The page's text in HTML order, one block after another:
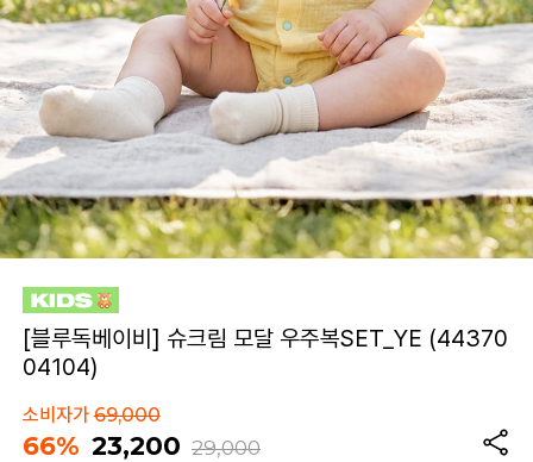
[블루독베이비] 슈크림 모달 우주복SET_YE (44370
04104)
소비자가69,000
66% 23,200 29,000